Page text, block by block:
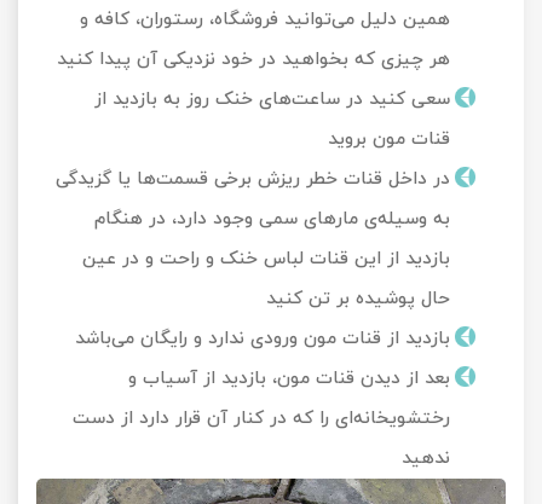
همین دلیل می‌توانید فروشگاه، رستوران، کافه و
هر چیزی که بخواهید در خود نزدیکی آن پیدا کنید
سعی کنید در ساعت‌های خنک روز به بازدید از
قنات مون بروید
در داخل قنات خطر ریزش برخی قسمت‌ها یا گزیدگی
به وسیله‌ی مارهای سمی وجود دارد، در هنگام
بازدید از این قنات لباس خنک و راحت و در عین
حال پوشیده بر تن کنید
بازدید از قنات مون ورودی ندارد و رایگان می‌باشد
بعد از دیدن قنات مون، بازدید از آسیاب و
رختشویخانه‌ای را که در کنار آن قرار دارد از دست
ندهید